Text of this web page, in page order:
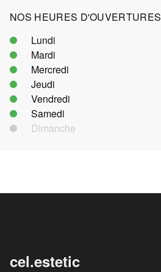
NOS HEURES D'OUVERTURES
Lundi
Mardi
Mercredi
Jeudi
Vendredi
Samedi
Dimanche
cel.estetic